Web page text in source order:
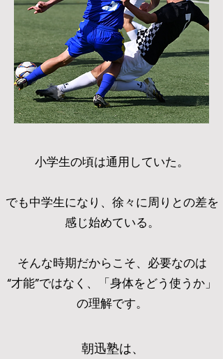
小学生の頃は通用していた。
でも中学生になり、徐々に周りとの差を
感じ始めている。
そんな時期だからこそ、必要なのは
“才能”ではなく、「身体をどう使うか」
の理解です。
朝迅塾は、